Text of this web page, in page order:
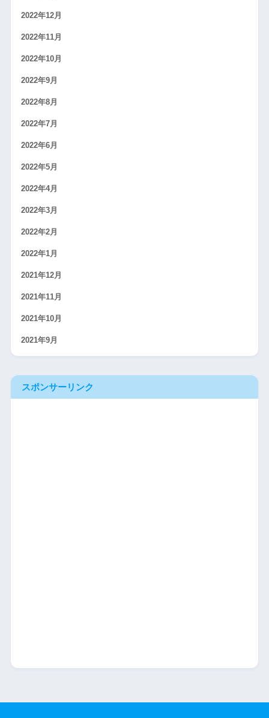
2022年12月
2022年11月
2022年10月
2022年9月
2022年8月
2022年7月
2022年6月
2022年5月
2022年4月
2022年3月
2022年2月
2022年1月
2021年12月
2021年11月
2021年10月
2021年9月
スポンサーリンク